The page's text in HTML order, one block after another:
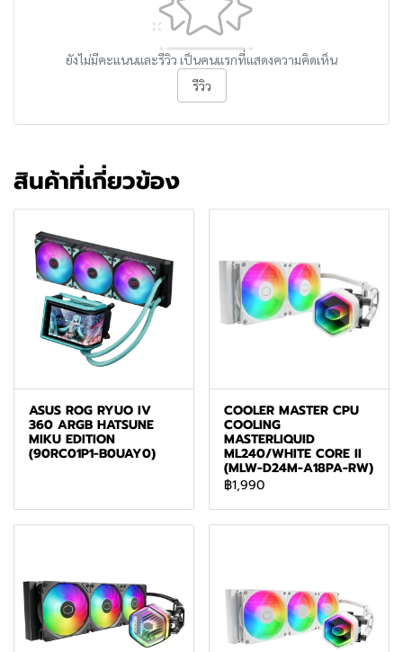
ยังไม่มีคะแนนและรีวิว เป็นคนแรกที่แสดงความคิดเห็น
รีวิว
สินค้าที่เกี่ยวข้อง
ASUS ROG RYUO IV
360 ARGB HATSUNE
MIKU EDITION
(90RC01P1-B0UAY0)
COOLER MASTER CPU
COOLING
MASTERLIQUID
ML240/WHITE CORE II
(MLW-D24M-A18PA-RW)
฿1,990